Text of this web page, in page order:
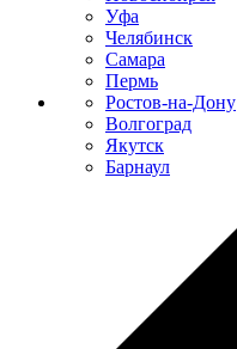
Уфа
Челябинск
Самара
Пермь
Ростов-на-Дону
Волгоград
Якутск
Барнаул